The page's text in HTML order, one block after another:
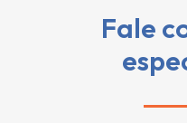
Fale